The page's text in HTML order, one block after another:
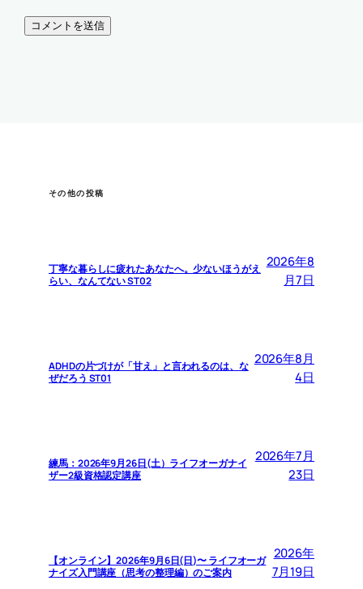
その他の投稿
丁寧な暮らしに疲れたあなたへ。少ないほうがえ
らい、なんてない ST02
2026年8
月7日
ADHDの片づけが「甘え」と言われるのは、な
ぜだろう ST01
2026年8月
4日
練馬：2026年9月26日(土）ライフオーガナイ
ザー2級資格認定講座
2026年7月
23日
【オンライン】2026年9月6日(日)〜 ライフオーガ
ナイズ入門講座（思考の整理編）のご案内
2026年
7月19日